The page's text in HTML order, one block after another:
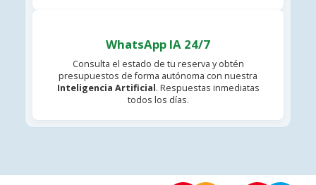
WhatsApp IA 24/7
Consulta el estado de tu reserva y obtén
presupuestos de forma autónoma con nuestra
Inteligencia Artificial. Respuestas inmediatas
todos los días.